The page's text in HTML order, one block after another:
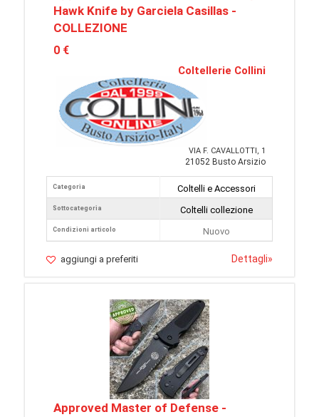
Hawk Knife by Garciela Casillas -
COLLEZIONE
0 €
Coltellerie Collini
VIA F. CAVALLOTTI, 1
21052 Busto Arsizio
Categoria
Sottocategoria
Condizioni articolo
Coltelli e Accessori
Coltelli collezione
Nuovo
aggiungi a preferiti Dettagli»
Approved Master of Defense -